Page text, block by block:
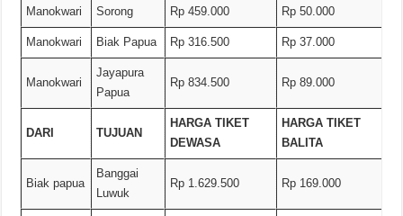
Manokwari Sorong Rp 459.000 Rp 50.000
Manokwari Biak Papua Rp 316.500 Rp 37.000
Manokwari
Jayapura
Papua
Rp 834.500 Rp 89.000
DARI TUJUAN
HARGA TIKET
DEWASA
HARGA TIKET
BALITA
Biak papua
Banggai
Luwuk
Rp 1.629.500 Rp 169.000